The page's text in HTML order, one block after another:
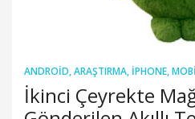
ANDROID,ARAŞTIRMA, IPHONE,
İkinci Çeyrekte